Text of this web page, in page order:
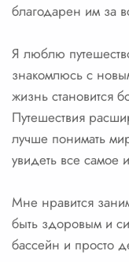
благодарен им за
Я люблю
знакомлюсь с
жизнь становится
Путешествия
лучше понимать
увидеть все самое
Мне нравится
быть здоровым и
бассейн и просто